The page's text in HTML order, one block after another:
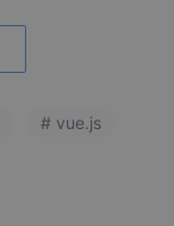
# vue.js